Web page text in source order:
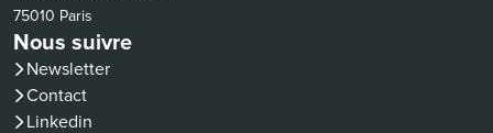
75010 Paris
Nous suivre
Newsletter
Contact
Linkedin
(nouvelle fenêtre)